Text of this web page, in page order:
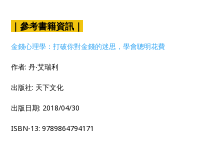
｜參考書籍資訊｜
金錢心理學：打破你對金錢的迷思，學會聰明花費
作者: 丹‧艾瑞利
出版社: 天下文化
出版日期: 2018/04/30
ISBN-13: 9789864794171